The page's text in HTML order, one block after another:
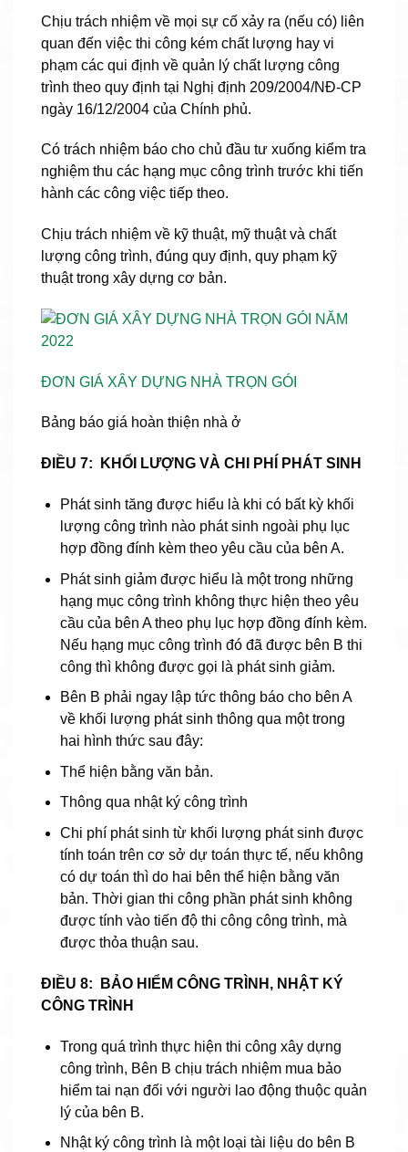
Chịu trách nhiệm về mọi sự cố xảy ra (nếu có) liên
quan đến việc thi công kém chất lượng hay vi
phạm các qui định về quản lý chất lượng công
trình theo quy định tại Nghị định 209/2004/NĐ-CP
ngày 16/12/2004 của Chính phủ.
Có trách nhiệm báo cho chủ đầu tư xuống kiểm tra
nghiệm thu các hạng mục công trình trước khi tiến
hành các công việc tiếp theo.
Chịu trách nhiệm về kỹ thuật, mỹ thuật và chất
lượng công trình, đúng quy định, quy phạm kỹ
thuật trong xây dựng cơ bản.
ĐƠN GIÁ XÂY DỰNG NHÀ TRỌN GÓI
Bảng báo giá hoàn thiện nhà ở
ĐIỀU 7: KHỐI LƯỢNG VÀ CHI PHÍ PHÁT SINH
Phát sinh tăng được hiểu là khi có bất kỳ khối
lượng công trình nào phát sinh ngoài phụ lục
hợp đồng đính kèm theo yêu cầu của bên A.
Phát sinh giảm được hiểu là một trong những
hạng mục công trình không thực hiện theo yêu
cầu của bên A theo phụ lục hợp đồng đính kèm.
Nếu hạng mục công trình đó đã được bên B thi
công thì không được gọi là phát sinh giảm.
Bên B phải ngay lập tức thông báo cho bên A
về khối lượng phát sinh thông qua một trong
hai hình thức sau đây:
Thể hiện bằng văn bản.
Thông qua nhật ký công trình
Chi phí phát sinh từ khối lượng phát sinh được
tính toán trên cơ sở dự toán thực tế, nếu không
có dự toán thì do hai bên thể hiện bằng văn
bản. Thời gian thi công phần phát sinh không
được tính vào tiến độ thi công công trình, mà
được thỏa thuận sau.
ĐIỀU 8: BẢO HIỂM CÔNG TRÌNH, NHẬT KÝ
CÔNG TRÌNH
Trong quá trình thực hiện thi công xây dựng
công trình, Bên B chịu trách nhiệm mua bảo
hiểm tai nạn đối với người lao động thuộc quản
lý của bên B.
Nhật ký công trình là một loại tài liệu do bên B